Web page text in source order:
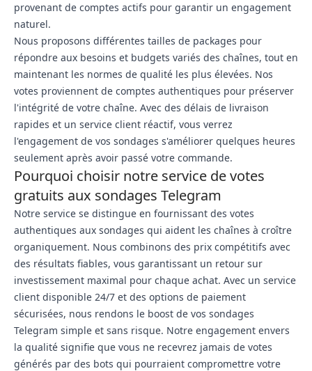
provenant de comptes actifs pour garantir un engagement
naturel.
Nous proposons différentes tailles de packages pour
répondre aux besoins et budgets variés des chaînes, tout en
maintenant les normes de qualité les plus élevées. Nos
votes proviennent de comptes authentiques pour préserver
l'intégrité de votre chaîne. Avec des délais de livraison
rapides et un service client réactif, vous verrez
l'engagement de vos sondages s'améliorer quelques heures
seulement après avoir passé votre commande.
Pourquoi choisir notre service de votes
gratuits aux sondages Telegram
Notre service se distingue en fournissant des votes
authentiques aux sondages qui aident les chaînes à croître
organiquement. Nous combinons des prix compétitifs avec
des résultats fiables, vous garantissant un retour sur
investissement maximal pour chaque achat. Avec un service
client disponible 24/7 et des options de paiement
sécurisées, nous rendons le boost de vos sondages
Telegram simple et sans risque. Notre engagement envers
la qualité signifie que vous ne recevrez jamais de votes
générés par des bots qui pourraient compromettre votre